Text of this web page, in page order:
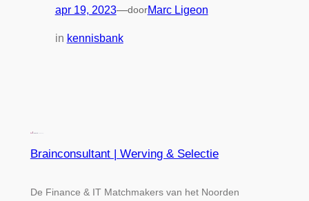
apr 19, 2023—doorMarc Ligeon
in kennisbank
Brainconsultant | Werving & Selectie
De Finance & IT Matchmakers van het Noorden